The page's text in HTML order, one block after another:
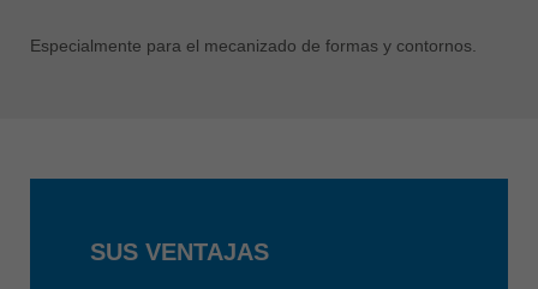
Especialmente para el mecanizado de formas y contornos.
SUS VENTAJAS